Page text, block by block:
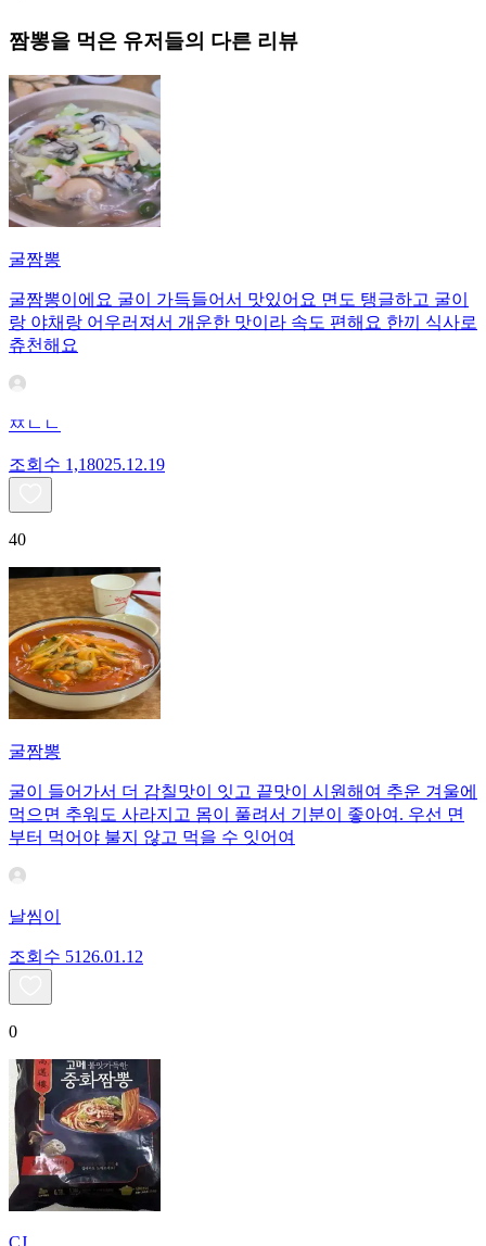
짬뽕을 먹은 유저들의 다른 리뷰
굴짬뽕
굴짬뽕이에요 굴이 가득들어서 맛있어요 면도 탱글하고 굴이
랑 야채랑 어우러져서 개운한 맛이라 속도 편해요 한끼 식사로
츄천해요
ㅉㄴㄴ
조회수 1,18025.12.19
40
굴짬뽕
굴이 들어가서 더 감칠맛이 잇고 끝맛이 시원해여 추운 겨울에
먹으면 추워도 사라지고 몸이 풀려서 기분이 좋아여. 우선 면
부터 먹어야 불지 않고 먹을 수 잇어여
날씸이
조회수 51 26.01.12
0